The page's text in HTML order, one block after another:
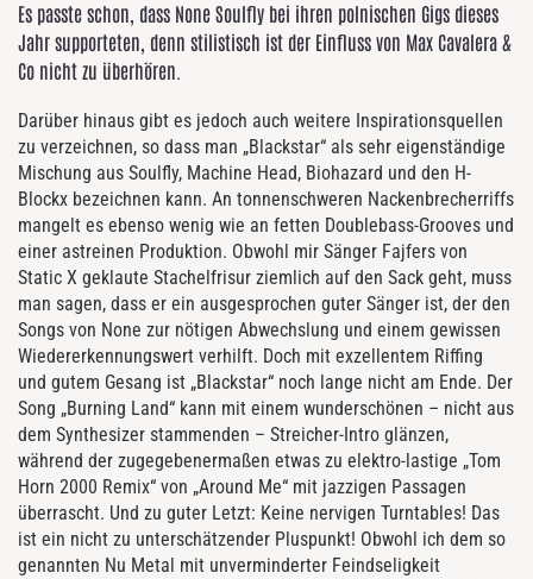
Es passte schon, dass None Soulfly bei ihren polnischen Gigs dieses
Jahr supporteten, denn stilistisch ist der Einfluss von Max Cavalera &
Co nicht zu überhören.
Darüber hinaus gibt es jedoch auch weitere Inspirationsquellen
zu verzeichnen, so dass man „Blackstar“ als sehr eigenständige
Mischung aus Soulfly, Machine Head, Biohazard und den H-
Blockx bezeichnen kann. An tonnenschweren Nackenbrecherriffs
mangelt es ebenso wenig wie an fetten Doublebass-Grooves und
einer astreinen Produktion. Obwohl mir Sänger Fajfers von
Static X geklaute Stachelfrisur ziemlich auf den Sack geht, muss
man sagen, dass er ein ausgesprochen guter Sänger ist, der den
Songs von None zur nötigen Abwechslung und einem gewissen
Wiedererkennungswert verhilft. Doch mit exzellentem Riffing
und gutem Gesang ist „Blackstar“ noch lange nicht am Ende. Der
Song „Burning Land“ kann mit einem wunderschönen – nicht aus
dem Synthesizer stammenden – Streicher-Intro glänzen,
während der zugegebenermaßen etwas zu elektro-lastige „Tom
Horn 2000 Remix“ von „Around Me“ mit jazzigen Passagen
überrascht. Und zu guter Letzt: Keine nervigen Turntables! Das
ist ein nicht zu unterschätzender Pluspunkt! Obwohl ich dem so
genannten Nu Metal mit unverminderter Feindseligkeit